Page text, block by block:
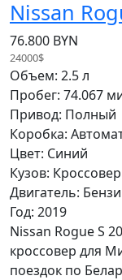
Nissan
76.800 BYN
24000$
Объем: 2.5 л
Пробег: 74.067
Привод: Полный
Коробка:
Цвет: Синий
Кузов:
Двигатель:
Год: 2019
Nissan Rogue S
кроссовер для
поездок по